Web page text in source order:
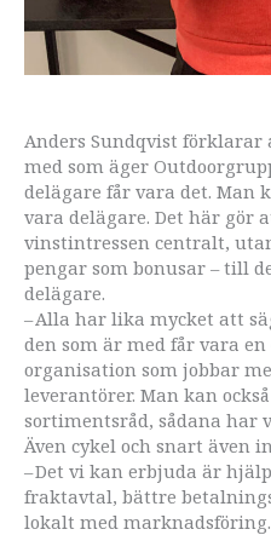
Anders Sundqvist
med som äger
delägare får vara det. Man
vara delägare. Det här gör
vinstintressen centralt,
pengar som bonusar – till
delägare.
– Alla har lika mycket att
den som är med får vara
organisation som jobbar
leverantörer. Man kan
sortimentsråd, sådana har
Även cykel och snart även
– Det vi kan erbjuda är
fraktavtal, bättre
lokalt med marknadsföring.